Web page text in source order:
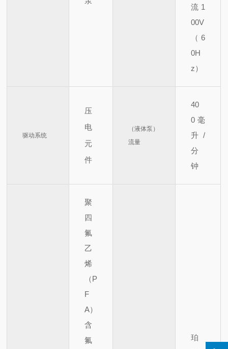
流 1
00V
（6
0H
z）
驱动系统
压
电
元
件
（液体泵）
流量
40
0 毫
升/
分
钟
聚
四
氟
乙
烯
（P
F
A）
含
氟
珀